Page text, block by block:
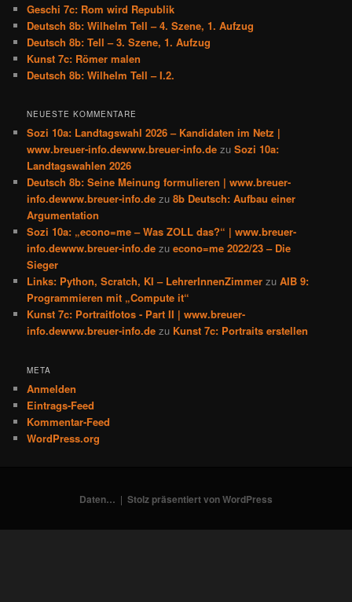
Geschi 7c: Rom wird Republik
Deutsch 8b: Wilhelm Tell – 4. Szene, 1. Aufzug
Deutsch 8b: Tell – 3. Szene, 1. Aufzug
Kunst 7c: Römer malen
Deutsch 8b: Wilhelm Tell – I.2.
NEUESTE KOMMENTARE
Sozi 10a: Landtagswahl 2026 – Kandidaten im Netz |
www.breuer-info.dewww.breuer-info.de zuSozi 10a:
Landtagswahlen 2026
Deutsch 8b: Seine Meinung formulieren | www.breuer-
info.dewww.breuer-info.de zu8b Deutsch: Aufbau einer
Argumentation
Sozi 10a: „econo=me – Was ZOLL das?“ | www.breuer-
info.dewww.breuer-info.de zuecono=me 2022/23 – Die
Sieger
Links: Python, Scratch, KI – LehrerInnenZimmer zuAIB 9:
Programmieren mit „Compute it“
Kunst 7c: Portraitfotos - Part II | www.breuer-
info.dewww.breuer-info.de zu Kunst 7c: Portraits erstellen
META
Anmelden
Eintrags-Feed
Kommentar-Feed
WordPress.org
Daten… Stolz präsentiert von WordPress